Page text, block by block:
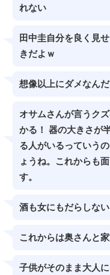
れない
田中圭自分を良く見
きだよｗ
想像以上にダメなん
オサムさんが言うク
かる！ 器の大きさが
る人がいるっていう
ょうね。これからも
す。
酒も女にもだらしな
これからは奥さんと
子供がそのまま大人